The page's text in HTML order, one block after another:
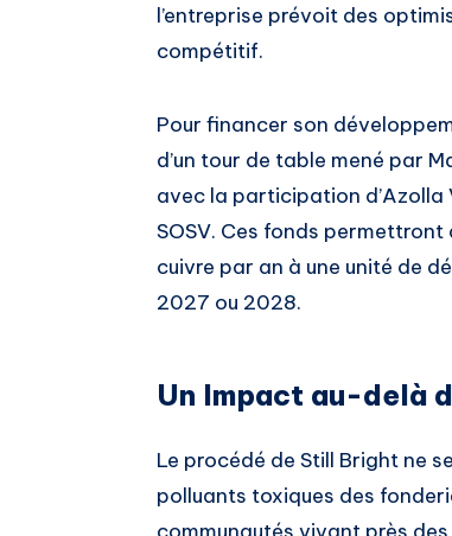
l’entreprise prévoit des
compétitif.
Pour financer son
d’un tour de table mené par
avec la participation d’Azolla
SOSV. Ces fonds
cuivre par an à une unité de
2027 ou 2028.
Un Impact au-delà
Le procédé de Still Bright ne
polluants toxiques des